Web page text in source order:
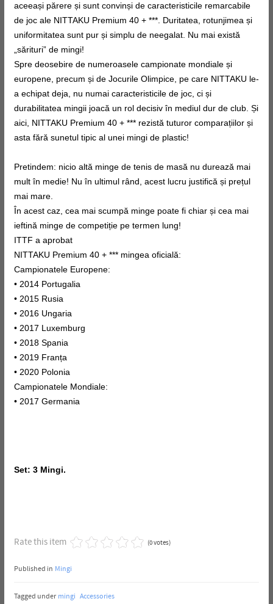
aceeași părere și sunt convinși de caracteristicile remarcabile
de joc ale NITTAKU Premium 40 + ***. Duritatea, rotunjimea și
uniformitatea sunt pur și simplu de neegalat. Nu mai există
„sărituri” de mingi!
Spre deosebire de numeroasele campionate mondiale și
europene, precum și de Jocurile Olimpice, pe care NITTAKU le-
a echipat deja, nu numai caracteristicile de joc, ci și
durabilitatea mingii joacă un rol decisiv în mediul dur de club. Și
aici, NITTAKU Premium 40 + *** rezistă tuturor comparațiilor și
asta fără sunetul tipic al unei mingi de plastic!
Pretindem: nicio altă minge de tenis de masă nu durează mai
mult în medie! Nu în ultimul rând, acest lucru justifică și prețul
mai mare.
În acest caz, cea mai scumpă minge poate fi chiar și cea mai
ieftină minge de competiție pe termen lung!
ITTF a aprobat
NITTAKU Premium 40 + *** mingea oficială:
Campionatele Europene:
• 2014 Portugalia
• 2015 Rusia
• 2016 Ungaria
• 2017 Luxemburg
• 2018 Spania
• 2019 Franța
• 2020 Polonia
Campionatele Mondiale:
• 2017 Germania
Set: 3 Mingi.
Rate this item (0 votes)
Published in Mingi
Tagged under mingi Accessories